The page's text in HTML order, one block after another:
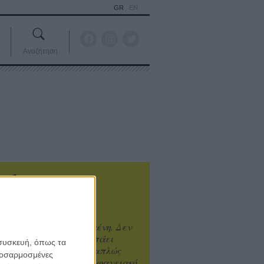
όπως τα
GR EN
Αναζήτηση
είναι υπερτιμημένη. Δεν
καλύτερο, δεν σε πάει
η επιτυχία. Είναι απλώς